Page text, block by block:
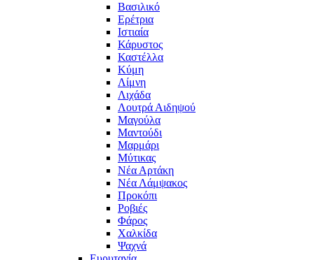
Βασιλικό
Ερέτρια
Ιστιαία
Κάρυστος
Καστέλλα
Κύμη
Λίμνη
Λιχάδα
Λουτρά Αιδηψού
Μαγούλα
Μαντούδι
Μαρμάρι
Μύτικας
Νέα Αρτάκη
Νέα Λάμψακος
Προκόπι
Ροβιές
Φάρος
Χαλκίδα
Ψαχνά